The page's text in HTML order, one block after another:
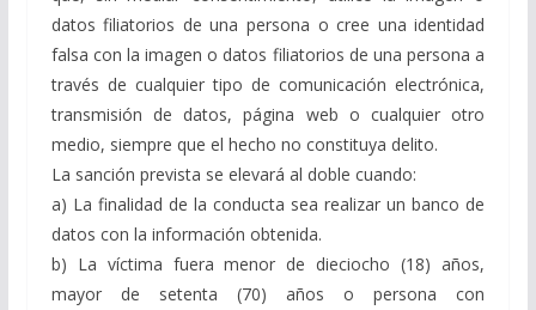
datos filiatorios de una persona o cree una identidad
falsa con la imagen o datos filiatorios de una persona a
través de cualquier tipo de comunicación electrónica,
transmisión de datos, página web o cualquier otro
medio, siempre que el hecho no constituya delito.
La sanción prevista se elevará al doble cuando:
a) La finalidad de la conducta sea realizar un banco de
datos con la información obtenida.
b) La víctima fuera menor de dieciocho (18) años,
mayor de setenta (70) años o persona con